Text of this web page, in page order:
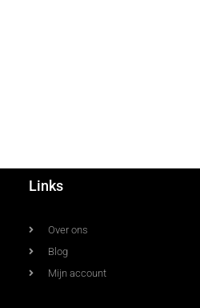
Links
Over ons
Blog
Mijn account